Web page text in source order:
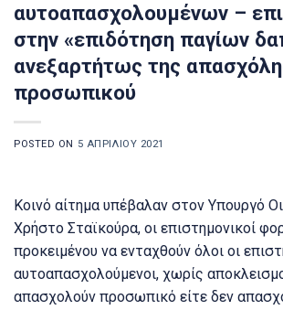
αυτοαπασχολουμένων –
στην «επιδότηση παγίων
ανεξαρτήτως της
προσωπικού
POSTED ON 5 ΑΠΡΙΛΊΟΥ 2021
Κοινό αίτημα υπέβαλαν στον Υπουργό
Χρήστο Σταϊκούρα, οι επιστημονικοί
προκειμένου να ενταχθούν όλοι οι
αυτοαπασχολούμενοι, χωρίς
απασχολούν προσωπικό είτε δεν